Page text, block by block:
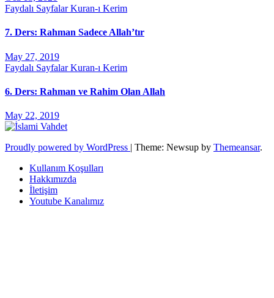
Faydalı SayfalarKuran-ı Kerim
7. Ders: Rahman Sadece Allah’tır
May 27, 2019
Faydalı SayfalarKuran-ı Kerim
6. Ders: Rahman ve Rahim Olan Allah
May 22, 2019
Proudly powered by WordPress | Theme: Newsup by Themeansar.
Kullanım Koşulları
Hakkımızda
İletişim
Youtube Kanalımız